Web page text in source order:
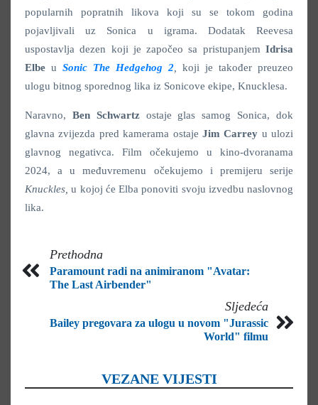
popularnih popratnih likova koji su se tokom godina
pojavljivali uz Sonica u igrama. Dodatak Reevesa
uspostavlja dezen koji je započeo sa pristupanjem Idrisa
Elbe u Sonic The Hedgehog 2
koji je također preuzeo
ulogu bitnog sporednog lika iz Sonicove ekipe, Knucklesa.
Naravno, Ben Schwartz ostaje glas samog Sonica, dok
glavna zvijezda pred kamerama ostaje Jim Carrey u ulozi
glavnog negativca. Film očekujemo u kino-dvoranama
2024, a u međuvremenu očekujemo i premijeru serije
Knuckles,u kojoj će Elba ponoviti svoju izvedbu naslovnog
lika.
Prethodna
Paramount radi na animiranom "Avatar:
The Last Airbender"
Sljedeća
Bailey pregovara za ulogu u novom "Jurassic
World" filmu
VEZANE VIJESTI